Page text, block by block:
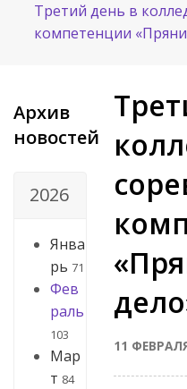
Третий день в
компетенции
Архив
новостей
2026
Янва
рь 71
Фев
раль
103
Мар
т 84
11